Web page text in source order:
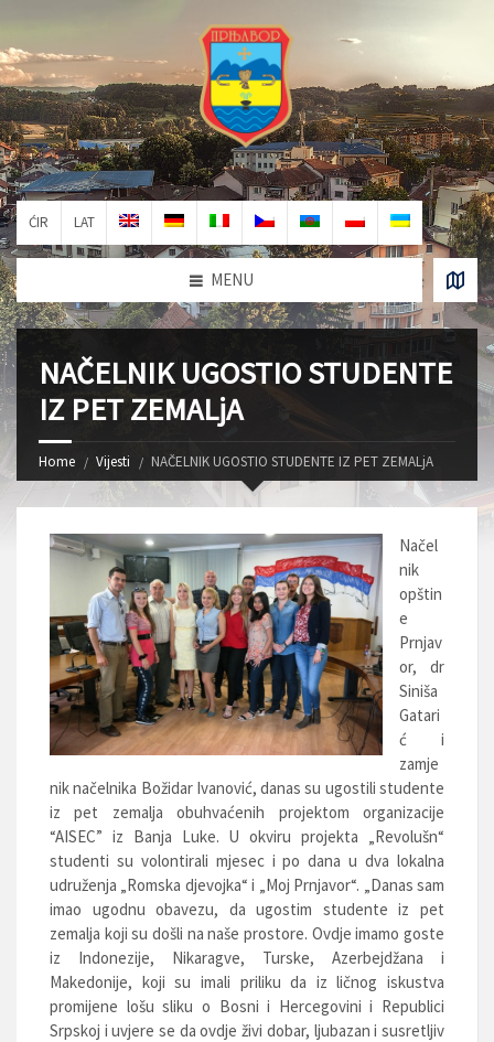
ĆIR LAT
MENU
NAČELNIK UGOSTIO STUDENTE
IZ PET ZEMALjA
Home Vijesti NAČELNIK UGOSTIO STUDENTE IZ PET ZEMALjA
Načel
nik
opštin
e
Prnjav
or, dr
Siniša
Gatari
ć i
zamje
nik načelnika Božidar Ivanović, danas su ugostili studente
iz pet zemalja obuhvaćenih projektom organizacije
“AISEC” iz Banja Luke. U okviru projekta „Revolušn“
studenti su volontirali mjesec i po dana u dva lokalna
udruženja „Romska djevojka“ i „Moj Prnjavor“. „Danas sam
imao ugodnu obavezu, da ugostim studente iz pet
zemalja koji su došli na naše prostore. Ovdje imamo goste
iz Indonezije, Nikaragve, Turske, Azerbejdžana i
Makedonije, koji su imali priliku da iz ličnog iskustva
promijene lošu sliku o Bosni i Hercegovini i Republici
Srpskoj i uvjere se da ovdje živi dobar, ljubazan i susretljiv